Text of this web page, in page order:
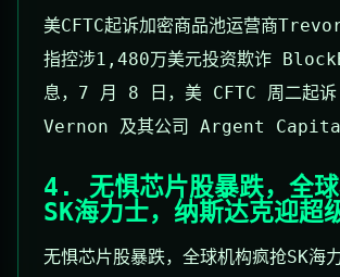
美CFTC起诉加密商品池运营商
指控涉1,480万美元投资欺诈
息，7 月 8 日，美 CFTC 周二起
Vernon 及其公司 Argent
4. 无惧芯片股暴跌，全
SK海力士，纳斯达克迎超
无惧芯片股暴跌，全球机构疯抢SK海